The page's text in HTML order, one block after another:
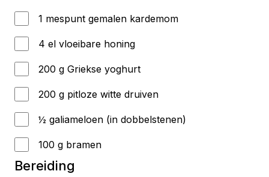
1 mespunt gemalen kardemom
4 el vloeibare honing
200 g Griekse yoghurt
200 g pitloze witte druiven
½ galiameloen (in dobbelstenen)
100 g bramen
Bereiding